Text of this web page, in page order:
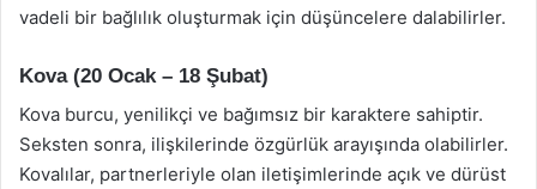
vadeli bir bağlılık oluşturmak için düşüncelere dalabilirler.
Kova (20 Ocak – 18 Şubat)
Kova burcu, yenilikçi ve bağımsız bir karaktere sahiptir.
Seksten sonra, ilişkilerinde özgürlük arayışında olabilirler.
Kovalılar, partnerleriyle olan iletişimlerinde açık ve dürüst